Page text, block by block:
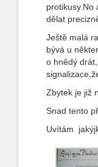
protikusy.No
dělat
Ještě malá
bývá u
o hnědý
Zbytek je již
Snad tento
Uvítám